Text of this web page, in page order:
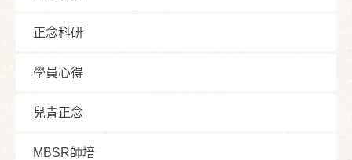
正念科研
學員⼼得
兒青正念
MBSR師培